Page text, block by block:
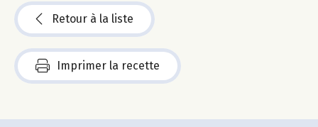
Retour à la liste
Imprimer la recette